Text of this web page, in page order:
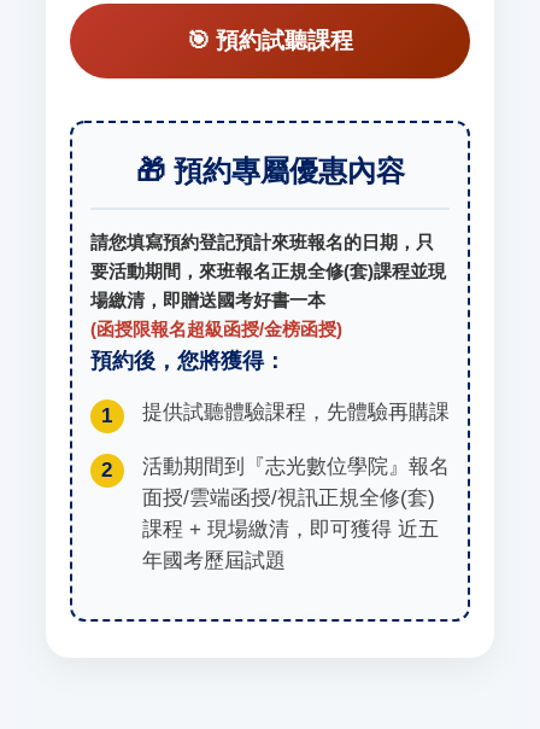
🎯 預約試聽課程
🎁 預約專屬優惠內容
請您填寫預約登記預計來班報名的日期，只
要活動期間，來班報名正規全修(套)課程並現
場繳清，即贈送國考好書一本
(函授限報名超級函授/金榜函授)
預約後，您將獲得：
1 提供試聽體驗課程，先體驗再購課
2
活動期間到『志光數位學院』報名
面授/雲端函授/視訊正規全修(套)
課程 + 現場繳清，即可獲得 近五
年國考歷屆試題